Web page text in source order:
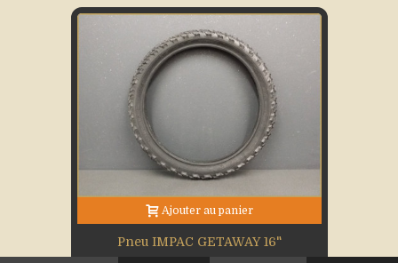
Ajouter au panier
Pneu IMPAC GETAWAY 16"